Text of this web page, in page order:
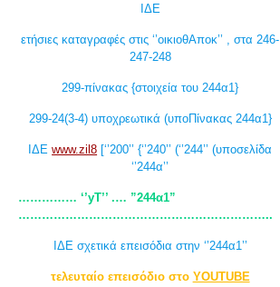
ΙΔΕ
ετήσιες καταγραφές στις ‘’οικιοθΑποκ’’ , στα 246-
247-248
299-πίνακας {στοιχεία του 244α1}
299-24(3-4) υποχρεωτικά (υποΠίνακας 244α1}
ΙΔΕwww.zil8 [‘’200’’ {‘’240’’ (‘’244’’ (υποσελίδα
‘’244α’’
…………… ‘’yT’’ .… ”244α1”
………………………………………………………..
ΙΔΕ σχετικά επεισόδια στην ‘’244α1’’
τελευταίο επεισόδιο στο YOUTUBE